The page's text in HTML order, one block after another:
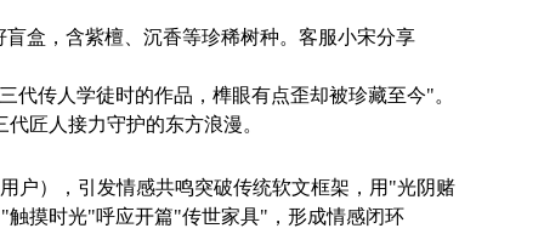
盒，含紫檀、沉香等珍稀树种。客服小宋分享
传人学徒时的作品，榫眼有点歪却被珍藏至今"。
匠人接力守护的东方浪漫。
户），引发情感共鸣突破传统软文框架，用"光阴赌
摸时光"呼应开篇"传世家具"，形成情感闭环